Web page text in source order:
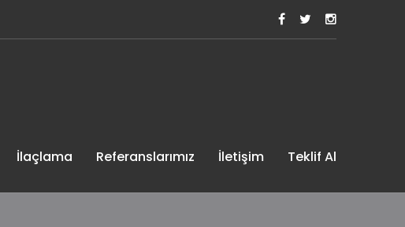
İlaçlama Referanslarımız İletişim Teklif Al